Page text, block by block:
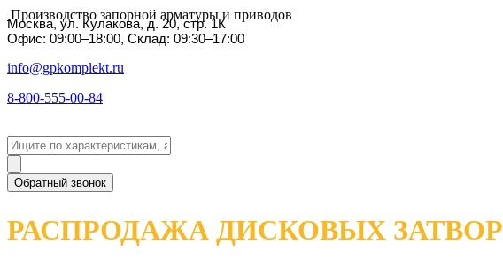
Производство запорной арматуры и приводов
Москва, ул. Кулакова, д. 20, стр. 1К
Офис: 09:00–18:00, Склад: 09:30–17:00
info@gpkomplekt.ru
8-800-555-00-84
Обратный звонок
РАСПРОДАЖА ДИСКОВЫХ ЗАТВОР